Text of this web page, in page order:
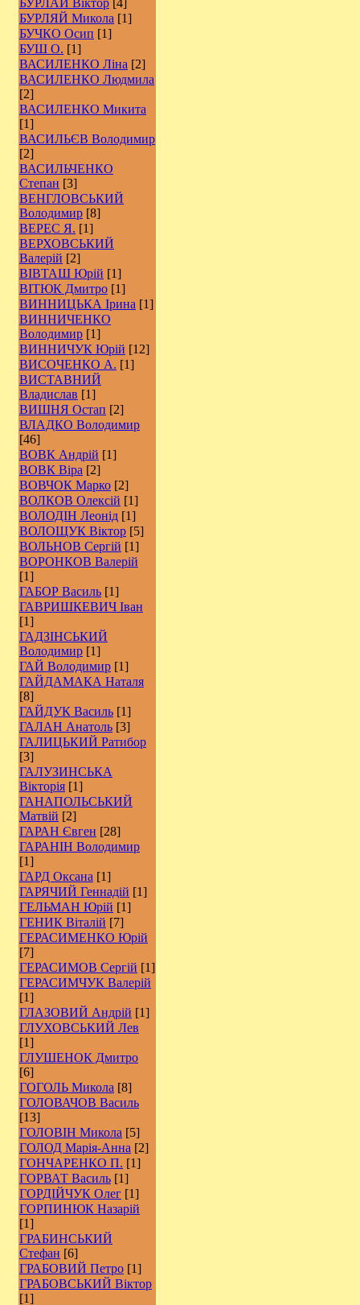
БУРЛАЙ Віктор [4]
БУРЛЯЙ Микола [1]
БУЧКО Осип [1]
БУШ О. [1]
ВАСИЛЕНКО Ліна [2]
ВАСИЛЕНКО Людмила
[2]
ВАСИЛЕНКО Микита
[1]
ВАСИЛЬЄВ Володимир
[2]
ВАСИЛЬЧЕНКО
Степан [3]
ВЕНГЛОВСЬКИЙ
Володимир [8]
ВЕРЕС Я. [1]
ВЕРХОВСЬКИЙ
Валерій [2]
ВІВТАШ Юрій [1]
ВІТЮК Дмитро [1]
ВИННИЦЬКА Ірина [1]
ВИННИЧЕНКО
Володимир [1]
ВИННИЧУК Юрій [12]
ВИСОЧЕНКО А. [1]
ВИСТАВНИЙ
Владислав [1]
ВИШНЯ Остап [2]
ВЛАДКО Володимир
[46]
ВОВК Андрій [1]
ВОВК Віра [2]
ВОВЧОК Марко [2]
ВОЛКОВ Олексій [1]
ВОЛОДІН Леонід [1]
ВОЛОЩУК Віктор [5]
ВОЛЬНОВ Сергій [1]
ВОРОНКОВ Валерій
[1]
ГАБОР Василь [1]
ГАВРИШКЕВИЧ Іван
[1]
ГАДЗІНСЬКИЙ
Володимир [1]
ГАЙ Володимир [1]
ГАЙДАМАКА Наталя
[8]
ГАЙДУК Василь [1]
ГАЛАН Анатоль [3]
ГАЛИЦЬКИЙ Ратибор
[3]
ГАЛУЗИНСЬКА
Вікторія [1]
ГАНАПОЛЬСЬКИЙ
Матвій [2]
ГАРАН Євген [28]
ГАРАНІН Володимир
[1]
ГАРД Оксана [1]
ГАРЯЧИЙ Геннадій [1]
ГЕЛЬМАН Юрій [1]
ГЕНИК Віталій [7]
ГЕРАСИМЕНКО Юрій
[7]
ГЕРАСИМОВ Сергій [1]
ГЕРАСИМЧУК Валерій
[1]
ГЛАЗОВИЙ Андрій [1]
ГЛУХОВСЬКИЙ Лев
[1]
ГЛУШЕНОК Дмитро
[6]
ГОГОЛЬ Микола [8]
ГОЛОВАЧОВ Василь
[13]
ГОЛОВІН Микола [5]
ГОЛОД Марія-Анна [2]
ГОНЧАРЕНКО П. [1]
ГОРВАТ Василь [1]
ГОРДІЙЧУК Олег [1]
ГОРПИНЮК Назарій
[1]
ГРАБИНСЬКИЙ
Стефан [6]
ГРАБОВИЙ Петро [1]
ГРАБОВСЬКИЙ Віктор
[1]